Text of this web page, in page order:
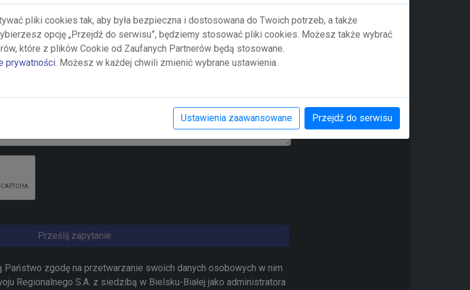
Numer telefonu
Prześlij zapytanie
Państwo zgodę na przetwarzanie swoich danych osobowych w nim
Regionalnego S.A. z siedzibą w Bielsku-Białej jako administratora
pliki cookies tak, aby była bezpieczna i dostosowana do Twoich potrzeb, a także
opcję „Przejdź do serwisu”, będziemy stosować pliki cookies. Możesz także wybrać
które z plików Cookie od Zaufanych Partnerów będą stosowane.
prywatności. Możesz w każdej chwili zmienić wybrane ustawienia.
Ustawienia zaawansowane Przejdź do serwisu